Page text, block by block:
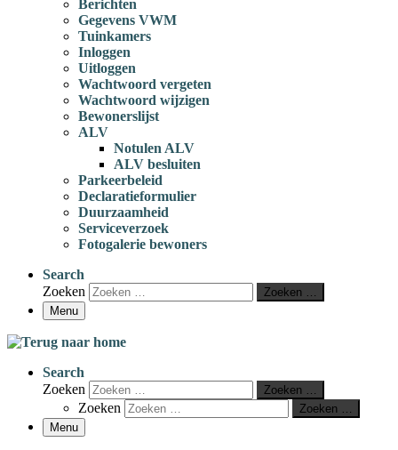
Berichten
Gegevens VWM
Tuinkamers
Inloggen
Uitloggen
Wachtwoord vergeten
Wachtwoord wijzigen
Bewonerslijst
ALV
Notulen ALV
ALV besluiten
Parkeerbeleid
Declaratieformulier
Duurzaamheid
Serviceverzoek
Fotogalerie bewoners
Search
Zoeken
Zoeken …
Menu
Search
Zoeken
Zoeken …
Zoeken
Zoeken …
Menu